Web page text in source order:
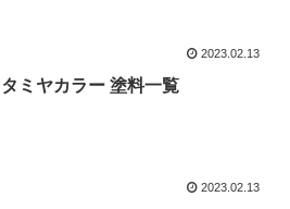
2023.02.13
タミヤカラー 塗料一覧
2023.02.13